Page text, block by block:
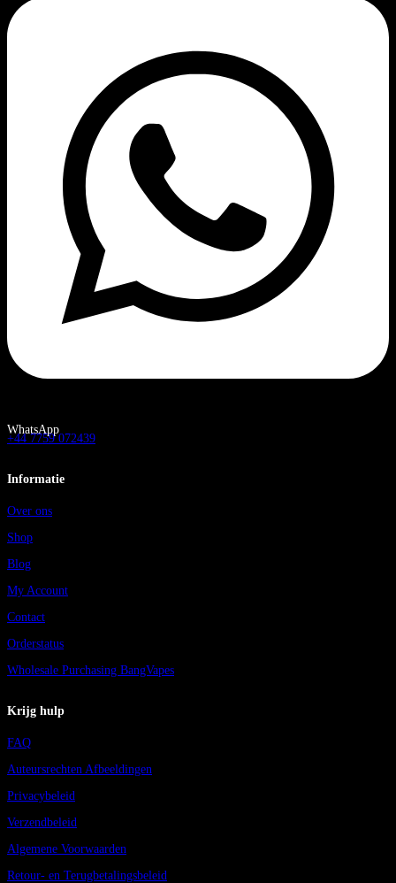
WhatsApp
+44 7759 072439
Informatie
Over ons
Shop
Blog
My Account
Contact
Orderstatus
Wholesale Purchasing BangVapes
Krijg hulp
FAQ
Auteursrechten Afbeeldingen
Privacybeleid
Verzendbeleid
Algemene Voorwaarden
Retour- en Terugbetalingsbeleid